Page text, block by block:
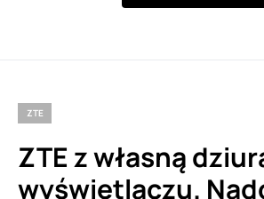
ZTE
ZTE z własną
wyświetlaczu.